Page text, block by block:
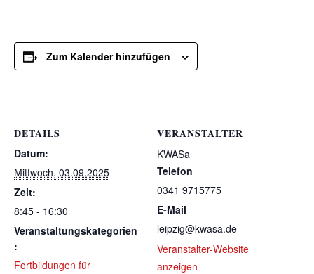
Zum Kalender hinzufügen
DETAILS
Datum:
Mittwoch, 03.09.2025
Zeit:
8:45 - 16:30
Veranstaltungskategorien
:
Fortbildungen für
VERANSTALTER
KWASa
Telefon
0341 9715775
E-Mail
leipzig@kwasa.de
Veranstalter-Website
anzeigen